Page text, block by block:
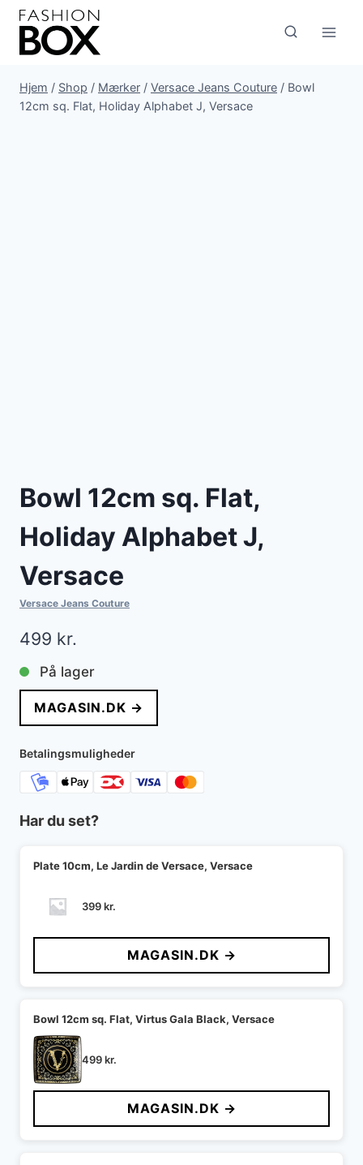
Fortsæt
indhold
Hjem / Shop / Mærker / Versace Jeans Couture / Bowl
12cm sq. Flat, Holiday Alphabet J, Versace
Bowl 12cm sq. Flat,
Holiday Alphabet J,
Versace
Versace Jeans Couture
499 kr.
På lager
MAGASIN.DK →
Betalingsmuligheder
Har du set?
Plate 10cm, Le Jardin de Versace, Versace
399kr.
MAGASIN.DK →
Bowl 12cm sq. Flat, Virtus Gala Black, Versace
499kr.
MAGASIN.DK →